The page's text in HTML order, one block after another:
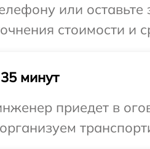
или
стоимости и
минут
приедет в